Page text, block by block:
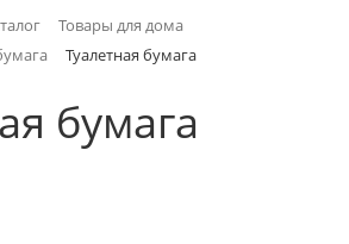
Товары для дома
Туалетная бумага
бумага